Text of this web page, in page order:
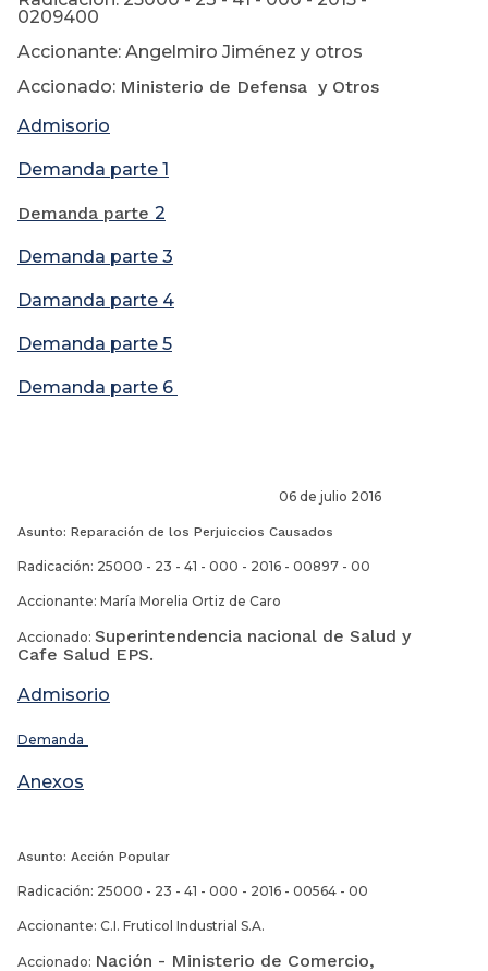
0209400
Accionante: Angelmiro Jiménez y otros
Accionado: Ministerio de Defensa y Otros
Admisorio
Demanda parte 1
Demanda parte 2
Demanda parte 3
Damanda parte 4
Demanda parte 5
Demanda parte 6
06 de julio 2016
Asunto: Reparación de los Perjuiccios Causados
Radicación: 25000 - 23 - 41 - 000 - 2016 - 00897 - 00
Accionante: María Morelia Ortiz de Caro
Accionado: Superintendencia nacional de Salud y
Cafe Salud EPS.
Admisorio
Demanda
Anexos
Asunto: Acción Popular
Radicación: 25000 - 23 - 41 - 000 - 2016 - 00564 - 00
Accionante: C.I. Fruticol Industrial S.A.
Accionado: Nación - Ministerio de Comercio,